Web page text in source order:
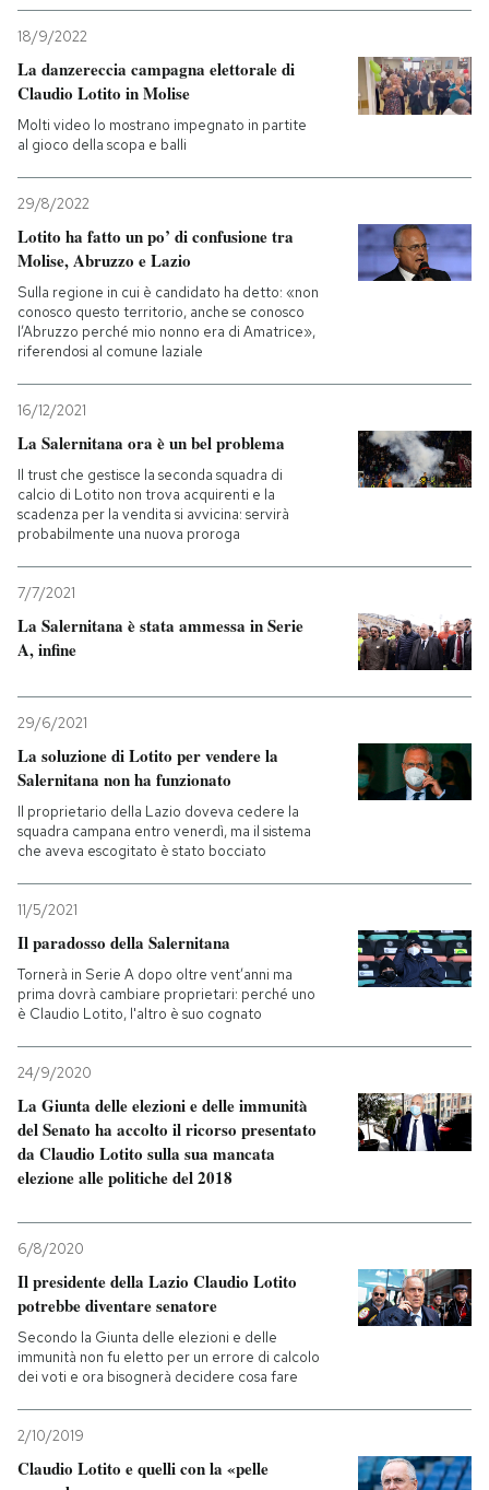
18/9/2022
La danzereccia campagna elettorale di
Claudio Lotito in Molise
Molti video lo mostrano impegnato in partite
al gioco della scopa e balli
29/8/2022
Lotito ha fatto un po’ di confusione tra
Molise, Abruzzo e Lazio
Sulla regione in cui è candidato ha detto: «non
conosco questo territorio, anche se conosco
l’Abruzzo perché mio nonno era di Amatrice»,
riferendosi al comune laziale
16/12/2021
La Salernitana ora è un bel problema
Il trust che gestisce la seconda squadra di
calcio di Lotito non trova acquirenti e la
scadenza per la vendita si avvicina: servirà
probabilmente una nuova proroga
7/7/2021
La Salernitana è stata ammessa in Serie
A, infine
29/6/2021
La soluzione di Lotito per vendere la
Salernitana non ha funzionato
Il proprietario della Lazio doveva cedere la
squadra campana entro venerdì, ma il sistema
che aveva escogitato è stato bocciato
11/5/2021
Il paradosso della Salernitana
Tornerà in Serie A dopo oltre vent’anni ma
prima dovrà cambiare proprietari: perché uno
è Claudio Lotito, l'altro è suo cognato
24/9/2020
La Giunta delle elezioni e delle immunità
del Senato ha accolto il ricorso presentato
da Claudio Lotito sulla sua mancata
elezione alle politiche del 2018
6/8/2020
Il presidente della Lazio Claudio Lotito
potrebbe diventare senatore
Secondo la Giunta delle elezioni e delle
immunità non fu eletto per un errore di calcolo
dei voti e ora bisognerà decidere cosa fare
2/10/2019
Claudio Lotito e quelli con la «pelle